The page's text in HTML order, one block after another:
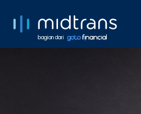
bagian dari